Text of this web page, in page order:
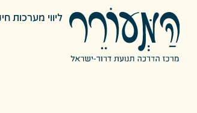
ליווי מערכות